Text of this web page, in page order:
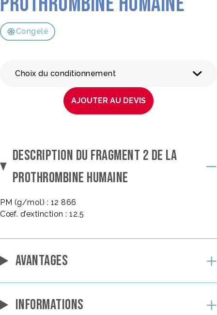
Congelé
Choix du conditionnement
AJOUTER AU DEVIS
DESCRIPTION DU FRAGMENT 2 DE LA
PROTHROMBINE HUMAINE
PM (g/mol) : 12 866
Cœf. d’extinction : 12,5
AVANTAGES
INFORMATIONS